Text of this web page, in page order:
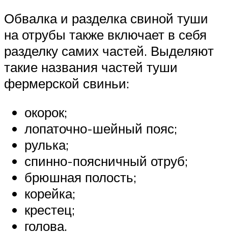
Обвалка и разделка свиной туши
на отрубы также включает в себя
разделку самих частей. Выделяют
такие названия частей туши
фермерской свиньи:
окорок;
лопаточно-шейный пояс;
рулька;
спинно-поясничный отруб;
брюшная полость;
корейка;
крестец;
голова.